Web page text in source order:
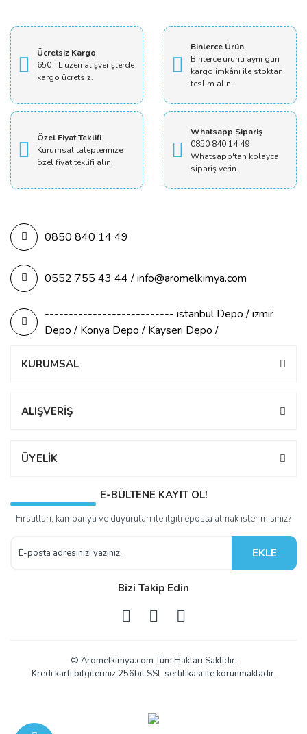
Ücretsiz Kargo
650 TL üzeri alışverişlerde
kargo ücretsiz.
Binlerce Ürün
Binlerce ürünü aynı gün
kargo imkânı ile stoktan
teslim alın.
Özel Fiyat Teklifi
Kurumsal taleplerinize
özel fiyat teklifi alın.
Whatsapp Sipariş
0850 840 14 49
Whatsapp'tan kolayca
sipariş verin.
0850 840 14 49
0552 755 43 44 / info@aromelkimya.com
--------------------------- istanbul Depo / izmir
Depo / Konya Depo / Kayseri Depo /
KURUMSAL
ALIŞVERİŞ
ÜYELİK
E-BÜLTENE KAYIT OL!
Fırsatları, kampanya ve duyuruları ile ilgili eposta almak ister misiniz?
EKLE
Bizi Takip Edin
© Aromelkimya.com Tüm Hakları Saklıdır.
Kredi kartı bilgileriniz 256bit SSL sertifikası ile korunmaktadır.